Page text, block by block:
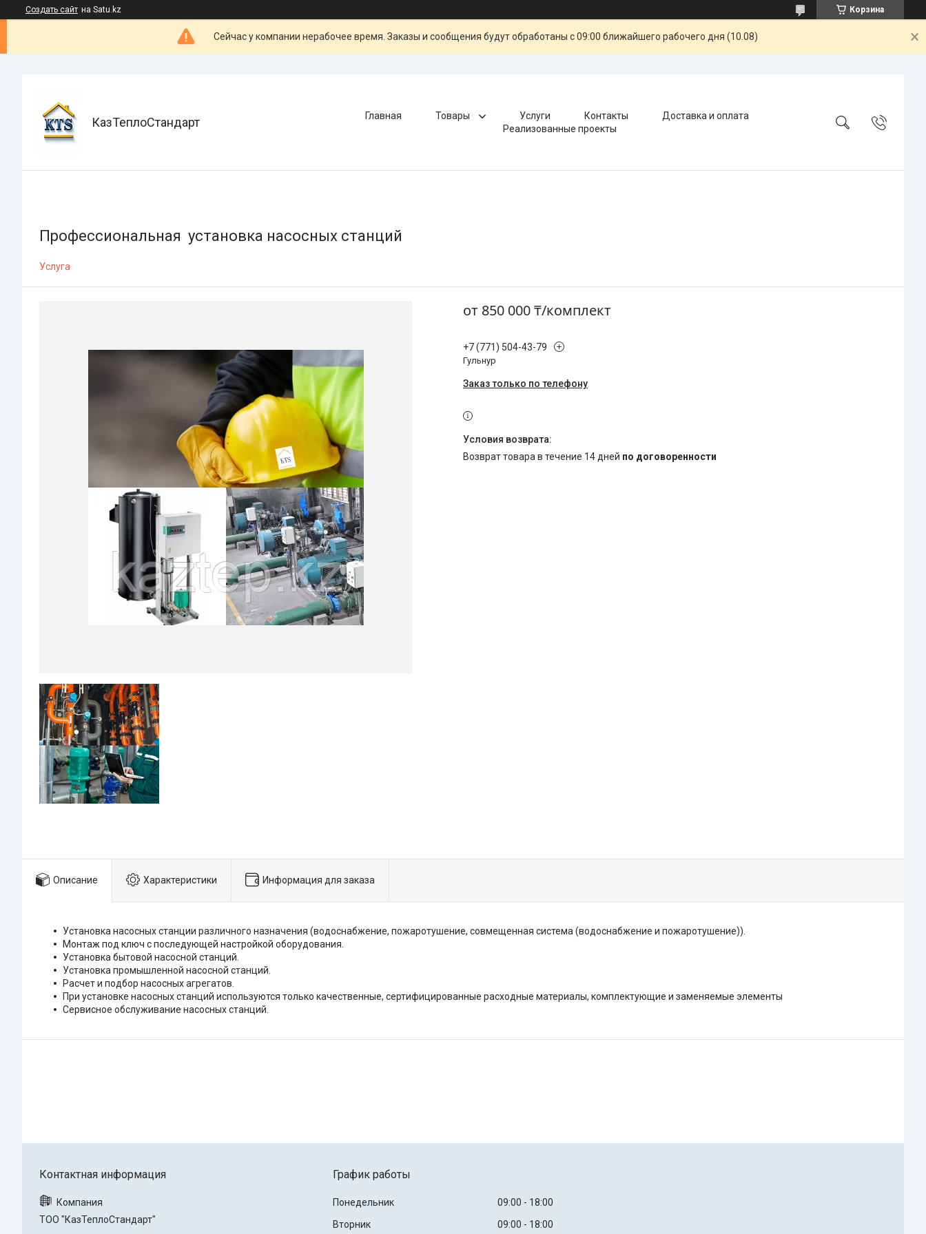
Создать сайт на Satu.kz Корзина
Сейчас у компании нерабочее время. Заказы и сообщения будут обработаны с 09:00 ближайшего рабочего дня (10.08)
КазТеплоСтандарт Главная Товары Услуги Контакты
Доставка и оплата
Реализованные проекты
Профессиональная установка насосных станций
Услуга
от 850 000 ₸/комплект
+7 (771) 504-43-79
Гульнур
Заказ только по телефону
возврат товара в течение 14 дней по договоренности
Описание Характеристики Информация для заказа
Установка насосных станции различного назначения (водоснабжение, пожаротушение, совмещенная система (водоснабжение и пожаротушение)).
Монтаж под ключ с последующей настройкой оборудования.
Установка бытовой насосной станций.
Установка промышленной насосной станций.
Расчет и подбор насосных агрегатов.
При установке насосных станций используются только качественные, сертифицированные расходные материалы, комплектующие и заменяемые элементы
Сервисное обслуживание насосных станций.
ТОО "КазТеплоСтандарт"
График работы
Понедельник 09:00
18:00
Вторник
09:00 18:00